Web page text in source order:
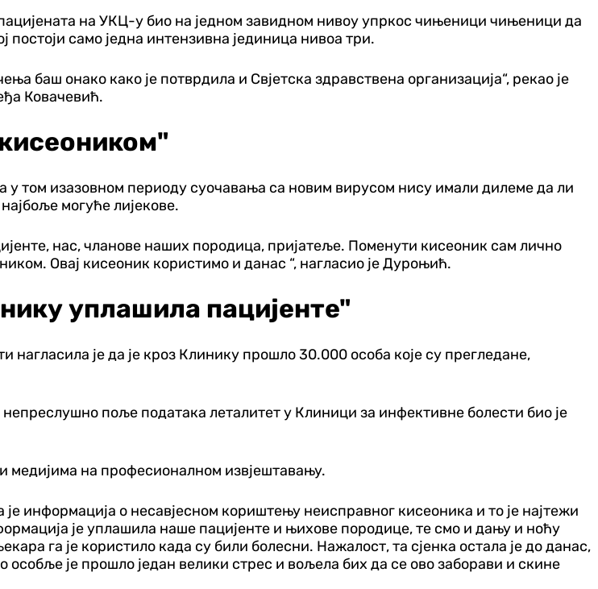
на УКЦ-у био на једном завидном нивоу упркос чињеници чињеници да
постоји само једна интензивна јединица нивоа три.
баш онако како је потврдила и Свјетска здравствена организација“, рекао је
Ковачевић.
том изазовном периоду суочавања са новим вирусом нису имали дилеме да ли
могуће лијекове.
нас, чланове наших породица, пријатеље. Поменути кисеоник сам лично
Овај кисеоник користимо и данас “, нагласио је Дуроњић.
уплашила пацијенте"
је да је кроз Клинику прошло 30.000 особа које су прегледане,
поље података леталитет у Клиници за инфективне болести био је
медијима на професионалном извјештавању.
информација о несавјесном кориштењу неисправног кисеоника и то је најтежи
је уплашила наше пацијенте и њихове породице, те смо и дању и ноћу
га је користило када су били болесни. Нажалост, та сјенка остала је до данас,
је прошло један велики стрес и вољела бих да се ово заборави и скине